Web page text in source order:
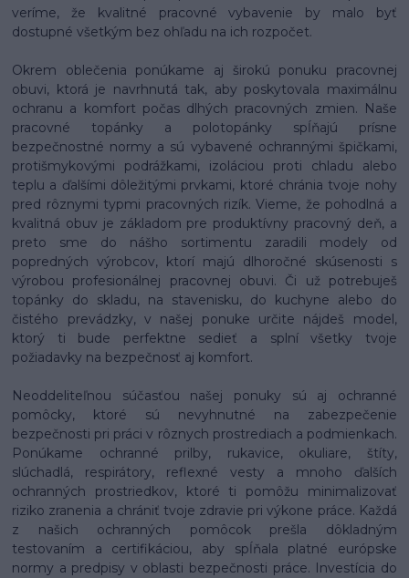
veríme, že kvalitné pracovné vybavenie by malo byť
dostupné všetkým bez ohľadu na ich rozpočet.
Okrem oblečenia ponúkame aj širokú ponuku pracovnej
obuvi, ktorá je navrhnutá tak, aby poskytovala maximálnu
ochranu a komfort počas dlhých pracovných zmien. Naše
pracovné topánky a polotopánky spĺňajú prísne
bezpečnostné normy a sú vybavené ochrannými špičkami,
protišmykovými podrážkami, izoláciou proti chladu alebo
teplu a ďalšími dôležitými prvkami, ktoré chránia tvoje nohy
pred rôznymi typmi pracovných rizík. Vieme, že pohodlná a
kvalitná obuv je základom pre produktívny pracovný deň, a
preto sme do nášho sortimentu zaradili modely od
popredných výrobcov, ktorí majú dlhoročné skúsenosti s
výrobou profesionálnej pracovnej obuvi. Či už potrebuješ
topánky do skladu, na stavenisku, do kuchyne alebo do
čistého prevádzky, v našej ponuke určite nájdeš model,
ktorý ti bude perfektne sedieť a splní všetky tvoje
požiadavky na bezpečnosť aj komfort.
Neoddeliteľnou súčasťou našej ponuky sú aj ochranné
pomôcky, ktoré sú nevyhnutné na zabezpečenie
bezpečnosti pri práci v rôznych prostrediach a podmienkach.
Ponúkame ochranné prilby, rukavice, okuliare, štíty,
slúchadlá, respirátory, reflexné vesty a mnoho ďalších
ochranných prostriedkov, ktoré ti pomôžu minimalizovať
riziko zranenia a chrániť tvoje zdravie pri výkone práce. Každá
z našich ochranných pomôcok prešla dôkladným
testovaním a certifikáciou, aby spĺňala platné európske
normy a predpisy v oblasti bezpečnosti práce. Investícia do